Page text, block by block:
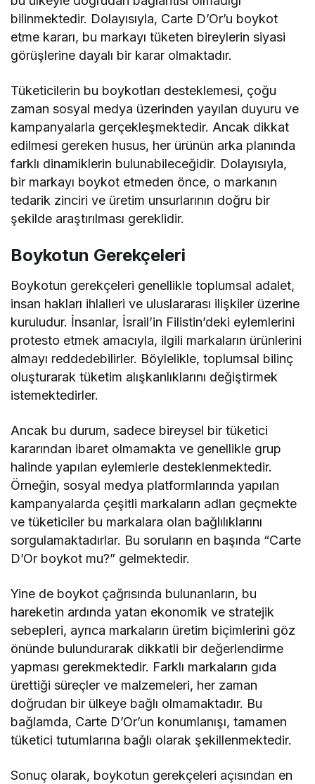
bilinmektedir. Dolayısıyla, Carte D’Or’u boykot
etme kararı, bu markayı tüketen bireylerin siyasi
görüşlerine dayalı bir karar olmaktadır.
Tüketicilerin bu boykotları desteklemesi, çoğu
zaman sosyal medya üzerinden yayılan duyuru ve
kampanyalarla gerçekleşmektedir. Ancak dikkat
edilmesi gereken husus, her ürünün arka planında
farklı dinamiklerin bulunabileceğidir. Dolayısıyla,
bir markayı boykot etmeden önce, o markanın
tedarik zinciri ve üretim unsurlarının doğru bir
şekilde araştırılması gereklidir.
Boykotun Gerekçeleri
Boykotun gerekçeleri genellikle toplumsal adalet,
insan hakları ihlalleri ve uluslararası ilişkiler üzerine
kuruludur. İnsanlar, İsrail’in Filistin’deki eylemlerini
protesto etmek amacıyla, ilgili markaların ürünlerini
almayı reddedebilirler. Böylelikle, toplumsal bilinç
oluşturarak tüketim alışkanlıklarını değiştirmek
istemektedirler.
Ancak bu durum, sadece bireysel bir tüketici
kararından ibaret olmamakta ve genellikle grup
halinde yapılan eylemlerle desteklenmektedir.
Örneğin, sosyal medya platformlarında yapılan
kampanyalarda çeşitli markaların adları geçmekte
ve tüketiciler bu markalara olan bağlılıklarını
sorgulamaktadırlar. Bu soruların en başında “Carte
D’Or boykot mu?” gelmektedir.
Yine de boykot çağrısında bulunanların, bu
hareketin ardında yatan ekonomik ve stratejik
sebepleri, ayrıca markaların üretim biçimlerini göz
önünde bulundurarak dikkatli bir değerlendirme
yapması gerekmektedir. Farklı markaların gıda
ürettiği süreçler ve malzemeleri, her zaman
doğrudan bir ülkeye bağlı olmamaktadır. Bu
bağlamda, Carte D’Or’un konumlanışı, tamamen
tüketici tutumlarına bağlı olarak şekillenmektedir.
Sonuç olarak, boykotun gerekçeleri açısından en